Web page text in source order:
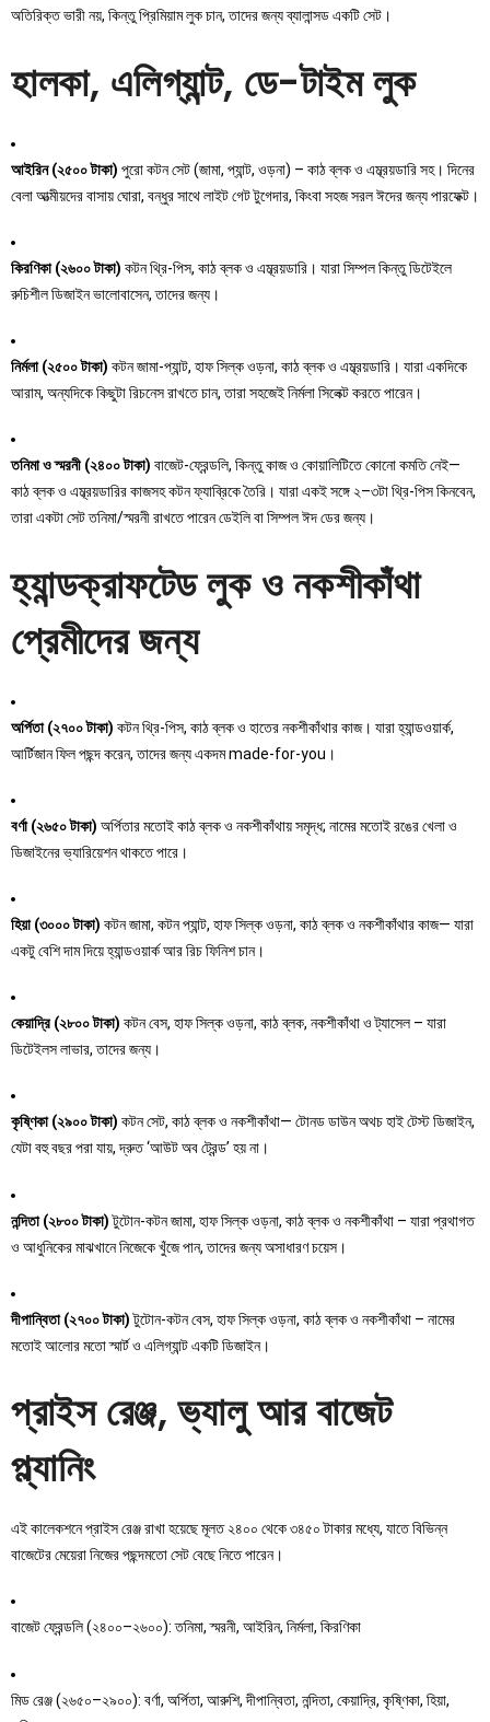
অতিরিক্ত ভারী নয়, কিন্তু প্রিমিয়াম লুক চান, তাদের জন্য ব্যালান্সড একটি সেট।
হালকা, এলিগ্যান্ট, ডে-টাইম লুক
আইরিন (২৫০০ টাকা) পুরো কটন সেট (জামা, প্যান্ট, ওড়না) – কাঠ ব্লক ও এম্ব্রয়ডারি সহ। দিনের
বেলা আত্মীয়দের বাসায় ঘোরা, বন্ধুর সাথে লাইট গেট টুগেদার, কিংবা সহজ সরল ঈদের জন্য পারফেক্ট।
কিরণিকা (২৬০০ টাকা) কটন থ্রি-পিস, কাঠ ব্লক ও এম্ব্রয়ডারি। যারা সিম্পল কিন্তু ডিটেইলে
রুচিশীল ডিজাইন ভালোবাসেন, তাদের জন্য।
নির্মলা (২৫০০ টাকা) কটন জামা-প্যান্ট, হাফ সিল্ক ওড়না, কাঠ ব্লক ও এম্ব্রয়ডারি। যারা একদিকে
আরাম, অন্যদিকে কিছুটা রিচনেস রাখতে চান, তারা সহজেই নির্মলা সিলেক্ট করতে পারেন।
তনিমা ও স্মরনী (২৪০০ টাকা) বাজেট-ফ্রেন্ডলি, কিন্তু কাজ ও কোয়ালিটিতে কোনো কমতি নেই—
কাঠ ব্লক ও এম্ব্রয়ডারির কাজসহ কটন ফ্যাব্রিকে তৈরি। যারা একই সঙ্গে ২–৩টা থ্রি-পিস কিনবেন,
তারা একটা সেট তনিমা/স্মরনী রাখতে পারেন ডেইলি বা সিম্পল ঈদ ডের জন্য।
হ্যান্ডক্রাফটেড লুক ও নকশীকাঁথা
প্রেমীদের জন্য
অর্পিতা (২৭০০ টাকা) কটন থ্রি-পিস, কাঠ ব্লক ও হাতের নকশীকাঁথার কাজ। যারা হ্যান্ডওয়ার্ক,
আর্টিজান ফিল পছন্দ করেন, তাদের জন্য একদম made-for-you।
বর্ণা (২৬৫০ টাকা) অর্পিতার মতোই কাঠ ব্লক ও নকশীকাঁথায় সমৃদ্ধ; নামের মতোই রঙের খেলা ও
ডিজাইনের ভ্যারিয়েশন থাকতে পারে।
হিয়া (৩০০০ টাকা) কটন জামা, কটন প্যান্ট, হাফ সিল্ক ওড়না, কাঠ ব্লক ও নকশীকাঁথার কাজ— যারা
একটু বেশি দাম দিয়ে হ্যান্ডওয়ার্ক আর রিচ ফিনিশ চান।
কেয়াদ্রি (২৮০০ টাকা) কটন বেস, হাফ সিল্ক ওড়না, কাঠ ব্লক, নকশীকাঁথা ও ট্যাসেল – যারা
ডিটেইলস লাভার, তাদের জন্য।
কৃষ্ণিকা (২৯০০ টাকা) কটন সেট, কাঠ ব্লক ও নকশীকাঁথা— টোনড ডাউন অথচ হাই টেস্ট ডিজাইন,
যেটা বহু বছর পরা যায়, দ্রুত ‘আউট অব ট্রেন্ড’ হয় না।
নন্দিতা (২৮০০ টাকা)টুটোন-কটন জামা, হাফ সিল্ক ওড়না, কাঠ ব্লক ও নকশীকাঁথা – যারা প্রথাগত
ও আধুনিকের মাঝখানে নিজেকে খুঁজে পান, তাদের জন্য অসাধারণ চয়েস।
দীপান্বিতা (২৭০০ টাকা)টুটোন-কটন বেস, হাফ সিল্ক ওড়না, কাঠ ব্লক ও নকশীকাঁথা – নামের
মতোই আলোর মতো স্মার্ট ও এলিগ্যান্ট একটি ডিজাইন।
প্রাইস রেঞ্জ, ভ্যালু আর বাজেট
প্ল্যানিং
এই কালেকশনে প্রাইস রেঞ্জ রাখা হয়েছে মূলত ২৪০০ থেকে ৩৪৫০ টাকার মধ্যে, যাতে বিভিন্ন
বাজেটের মেয়েরা নিজের পছন্দমতো সেট বেছে নিতে পারেন।
বাজেট ফ্রেন্ডলি (২৪০০–২৬০০): তনিমা, স্মরনী, আইরিন, নির্মলা, কিরণিকা
মিড রেঞ্জ (২৬৫০–২৯০০): বর্ণা, অর্পিতা, আরুশি, দীপান্বিতা, নন্দিতা, কেয়াদ্রি, কৃষ্ণিকা, হিয়া,